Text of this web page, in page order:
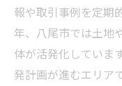
報や取引事例を定期
年、八尾市では土地
体が活発化していま
発計画が進むエリア